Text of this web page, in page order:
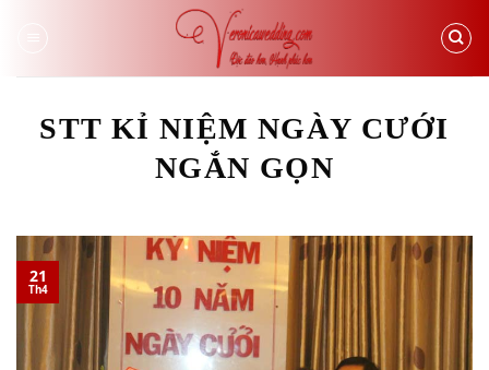
STT KỈ NIỆM NGÀY CƯỚI
NGẮN GỌN
21
Th4